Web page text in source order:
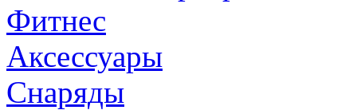
Фитнес
Аксессуары
Снаряды